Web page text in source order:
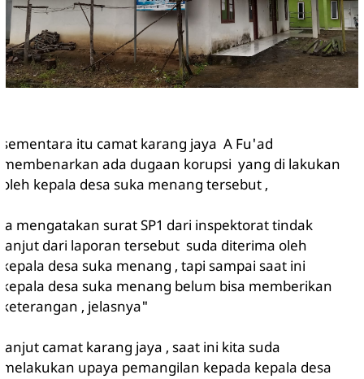
sementara itu camat karang jaya A Fu'ad
membenarkan ada dugaan korupsi yang di lakukan
oleh kepala desa suka menang tersebut ,
ia mengatakan surat SP1 dari inspektorat tindak
lanjut dari laporan tersebut suda diterima oleh
kepala desa suka menang , tapi sampai saat ini
kepala desa suka menang belum bisa memberikan
keterangan , jelasnya"
lanjut camat karang jaya , saat ini kita suda
melakukan upaya pemangilan kepada kepala desa